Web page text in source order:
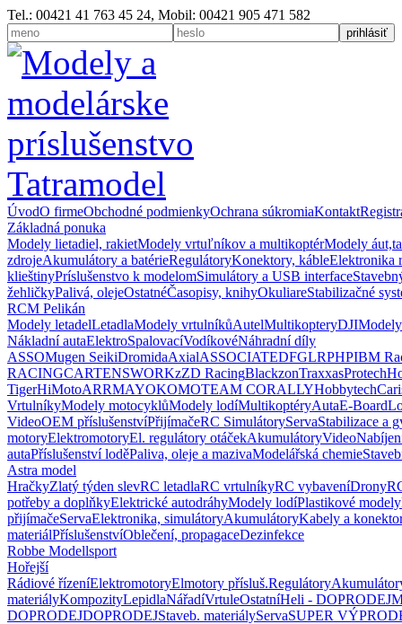
Tel.: 00421 41 763 45 24, Mobil: 00421 905 471 582
ÚvodO firmeObchodné podmienkyOchrana súkromiaKontakt
Základná ponuka
Modely lietadiel, rakietModely vrtuľníkov a multikoptérModely
zdrojeAkumulátory a batérieRegulátoryKonektory, kábleElektronika
klieštinyPríslušenstvo k modelomSimulátory a USB interface
žehličkyPalivá, olejeOstatnéČasopisy, knihyOkuliareStabilizačné
RCM Pelikán
Modely letadelLetadlaModely vrtulníkůAutelMultikopteryDJI
Nákladní autaElektroSpalovacíVodíkovéNáhradní díly
ASSOMugen SeikiDromidaAxialASSOCIATEDFGLRPHPIBM
RACINGCARTENSWORKzZD RacingBlackzonTraxxasProtech
TigerHiMotoARRMAYOKOMOTEAM CORALLYHobbytech
VrtulníkyModely motocyklůModely lodíMultikoptéryAutaE-Board
VideoOEM příslušenstvíPřijímačeRC SimulátoryServaStabilizace a
motoryElektromotoryEl. regulátory otáčekAkumulátoryVideo
autaPříslušenství loděPaliva, oleje a mazivaModelářská chemie
Astra model
HračkyZlatý týden slevRC letadlaRC vrtulníkyRC vybaveníDrony
potřeby a doplňkyElektrické autodráhyModely lodíPlastikové modely
přijímačeServaElektronika, simulátoryAkumulátoryKabely a
materiálPříslušenstvíOblečení, propagaceDezinfekce
Robbe Modellsport
Hořejší
Rádiové řízeníElektromotoryElmotory přísluš.Regulátory
materiályKompozityLepidlaNářadíVrtuleOstatníHeli - DOPRODEJ
DOPRODEJDOPRODEJStaveb. materiályServaSUPER